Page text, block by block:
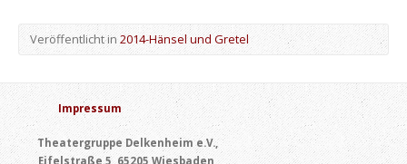
Veröffentlicht in2014-Hänsel und Gretel
Impressum
Theatergruppe Delkenheim e.V.,
Eifelstraße 5, 65205 Wiesbaden,